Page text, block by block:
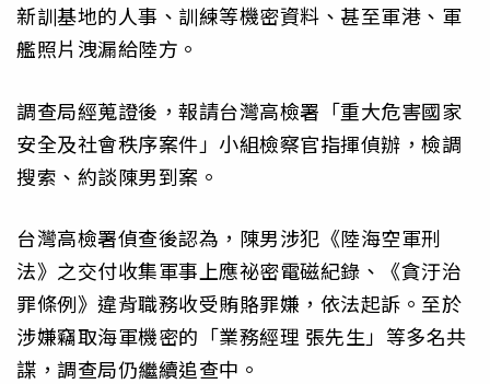
新訓基地的人事、訓練等機密資料、甚至軍港、軍
艦照片洩漏給陸方。
調查局經蒐證後，報請台灣高檢署「重大危害國家
安全及社會秩序案件」小組檢察官指揮偵辦，檢調
搜索、約談陳男到案。
台灣高檢署偵查後認為，陳男涉犯《陸海空軍刑
法》之交付收集軍事上應祕密電磁紀錄、《貪汙治
罪條例》違背職務收受賄賂罪嫌，依法起訴。至於
涉嫌竊取海軍機密的「業務經理 張先生」等多名共
諜，調查局仍繼續追查中。